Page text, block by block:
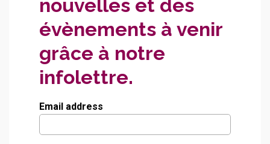
nouvelles et des
évènements à venir
grâce à notre
infolettre.
Email address